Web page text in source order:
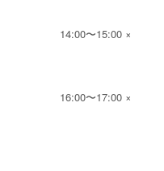
14:00〜15:00 ×
16:00〜17:00 ×